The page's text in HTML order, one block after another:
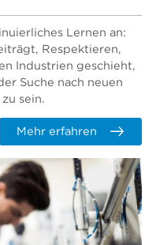
Lernen an:
Respektieren,
Industrien geschieht,
Suche nach neuen
sein.
Mehr erfahren